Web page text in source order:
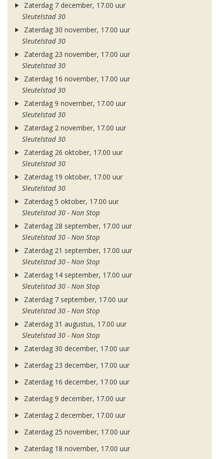
Zaterdag 7 december, 17.00 uur
Sleutelstad 30
Zaterdag 30 november, 17.00 uur
Sleutelstad 30
Zaterdag 23 november, 17.00 uur
Sleutelstad 30
Zaterdag 16 november, 17.00 uur
Sleutelstad 30
Zaterdag 9 november, 17.00 uur
Sleutelstad 30
Zaterdag 2 november, 17.00 uur
Sleutelstad 30
Zaterdag 26 oktober, 17.00 uur
Sleutelstad 30
Zaterdag 19 oktober, 17.00 uur
Sleutelstad 30
Zaterdag 5 oktober, 17.00 uur
Sleutelstad 30 - Non Stop
Zaterdag 28 september, 17.00 uur
Sleutelstad 30 - Non Stop
Zaterdag 21 september, 17.00 uur
Sleutelstad 30 - Non Stop
Zaterdag 14 september, 17.00 uur
Sleutelstad 30 - Non Stop
Zaterdag 7 september, 17.00 uur
Sleutelstad 30 - Non Stop
Zaterdag 31 augustus, 17.00 uur
Sleutelstad 30 - Non Stop
Zaterdag 30 december, 17.00 uur
Zaterdag 23 december, 17.00 uur
Zaterdag 16 december, 17.00 uur
Zaterdag 9 december, 17.00 uur
Zaterdag 2 december, 17.00 uur
Zaterdag 25 november, 17.00 uur
Zaterdag 18 november, 17.00 uur